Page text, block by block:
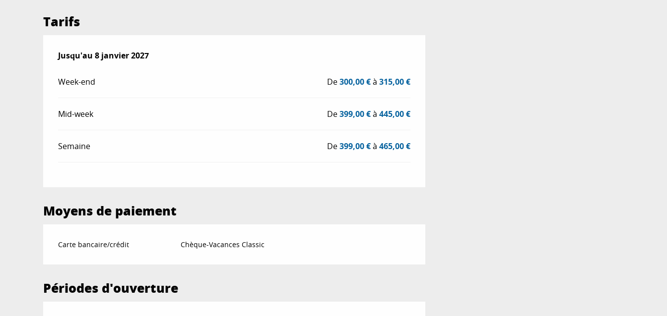
Tarifs
Du20 décembre 2025au
Jusqu'au 8 janvier 2027
Week-end De300,00 €à315,00 €
Mid-week De399,00 €à445,00 €
Semaine De399,00 €à465,00 €
Moyens de paiement
Carte bancaire/crédit Chèque-Vacances Classic
Périodes d'ouverture